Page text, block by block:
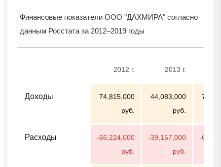
Финансовые показатели ООО "ДАХМИРА" согласно
данным Росстата за 2012–2019 годы
2012 г. 2013 г.
Доходы
74,815,000
руб.
44,083,000
руб.
Расходы
-66,224,000
руб.
-39,157,000
руб.
-